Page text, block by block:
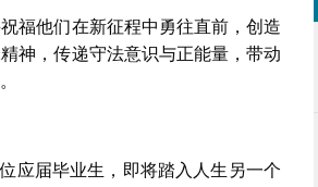
福他们在新征程中勇往直前，创造
神，传递守法意识与正能量，带动
应届毕业生，即将踏入人生另一个